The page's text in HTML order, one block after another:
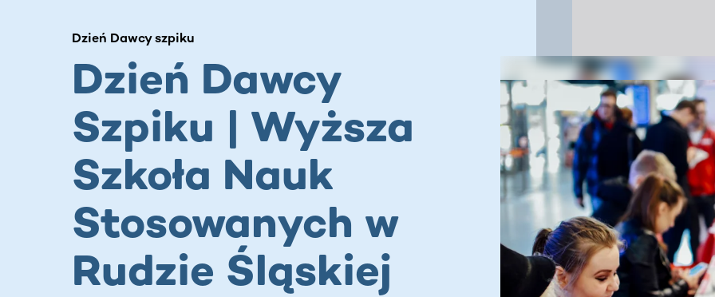
Dzień Dawcy szpiku
Dzień Dawcy
Szpiku | Wyższa
Szkoła Nauk
Stosowanych w
Rudzie Śląskiej